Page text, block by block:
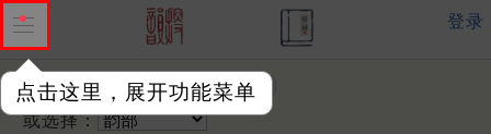
点击这里，展开功能菜单
登录
输入韵字：
或选择：